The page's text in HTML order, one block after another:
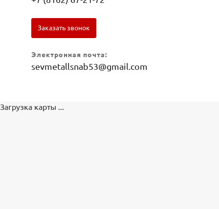
Заказать звонок
Электронная почта:
sevmetallsnab53@gmail.com
Загрузка карты ...